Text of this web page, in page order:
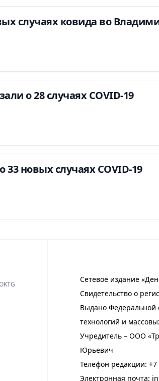
случаях ковида во
о 28 случаях COVID-19
новых случаях COVID-19
Сетевое издание
Свидетельство о
Выдано Федеральной
технологий и
Учредитель – ООО
Юрьевич
Телефон редакции: +7
Электронная почта:
TG